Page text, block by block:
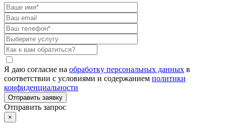
Я даю согласие на обработку персональных данных в
соответствии с условиями и содержанием политики
конфиденциальности
Отправить запрос
×